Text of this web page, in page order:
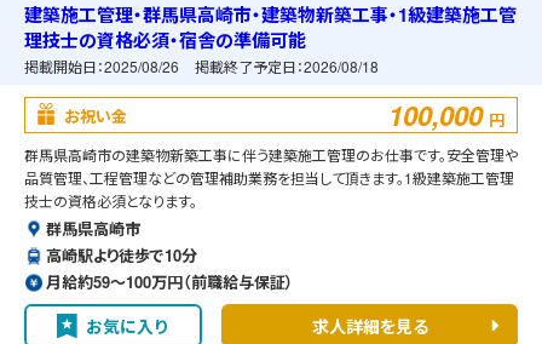
建築施工管理・群馬県高崎市・建築物新築工事・1級建築施工管
理技士の資格必須・宿舎の準備可能
掲載開始日：2025/08/26 掲載終了予定日：2026/08/18
お祝い金 100,000 円
群馬県高崎市の建築物新築工事に伴う建築施工管理のお仕事です。安全管理や
品質管理、工程管理などの管理補助業務を担当して頂きます。1級建築施工管理
技士の資格必須となります。
群馬県高崎市
高崎駅より徒歩で10分
月給約59〜100万円（前職給与保証）
お気に入り 求人詳細を見る